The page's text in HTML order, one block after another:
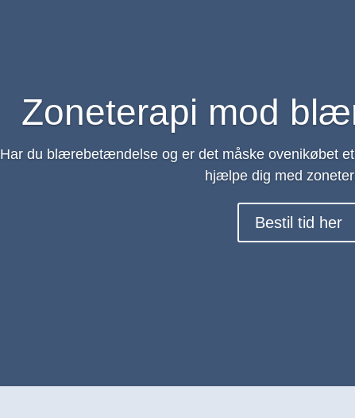
Zoneterapi mod
Har du blærebetændelse og er det måske ovenikøbet
hjælpe dig med
Bestil tid her